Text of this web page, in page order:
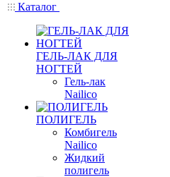
Каталог
ГЕЛЬ-ЛАК ДЛЯ
НОГТЕЙ
Гель-лак
Nailico
ПОЛИГЕЛЬ
Комбигель
Nailico
Жидкий
полигель